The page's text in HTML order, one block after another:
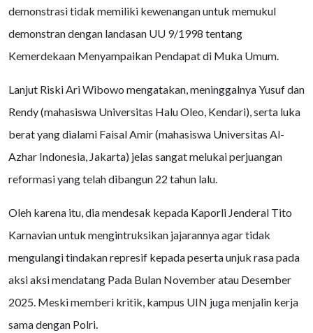
demonstrasi tidak memiliki kewenangan untuk memukul
demonstran dengan landasan UU 9/1998 tentang
Kemerdekaan Menyampaikan Pendapat di Muka Umum.
Lanjut Riski Ari Wibowo mengatakan, meninggalnya Yusuf dan
Rendy (mahasiswa Universitas Halu Oleo, Kendari), serta luka
berat yang dialami Faisal Amir (mahasiswa Universitas Al-
Azhar Indonesia, Jakarta) jelas sangat melukai perjuangan
reformasi yang telah dibangun 22 tahun lalu.
Oleh karena itu, dia mendesak kepada Kaporli Jenderal Tito
Karnavian untuk mengintruksikan jajarannya agar tidak
mengulangi tindakan represif kepada peserta unjuk rasa pada
aksi aksi mendatang Pada Bulan November atau Desember
2025. Meski memberi kritik, kampus UIN juga menjalin kerja
sama dengan Polri.